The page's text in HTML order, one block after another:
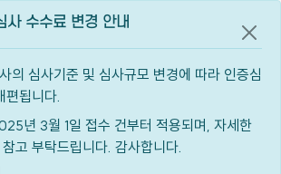
사 수수료 변경 안내
의 심사기준 및 심사규모 변경에 따라 인증심
편됩니다.
년 3월 1일 접수 건부터 적용되며, 자세한
고 부탁드립니다. 감사합니다.
공지